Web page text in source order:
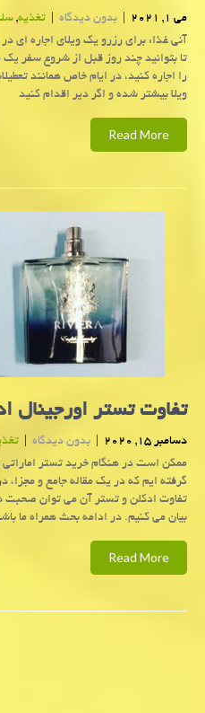
می 1, 2021 | بدون دیدگاه | تغذیه,
آنی غذا: برای رزرو یك ویلای اجاره ای
تا بتوانید چند روز قبل از شروع سفر
را اجاره كنید، در ایام خاص همانند
ویلا بیشتر شده و اگر دیر اقدام كنید
Read More
تفاوت تستر اورجینال
دسامبر 15, 2020 | بدون دیدگاه |
ممكن است در هنگام خرید تستر
گرفته ایم كه در یك مقاله جامع و
تفاوت ادکلن و تستر آن می توان صحبت
بیان می كنیم. در ادامه بحث همراه ما
Read More